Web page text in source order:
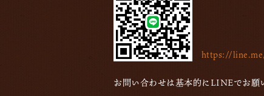
https://
お問い合わせは基本的にLINEでお願